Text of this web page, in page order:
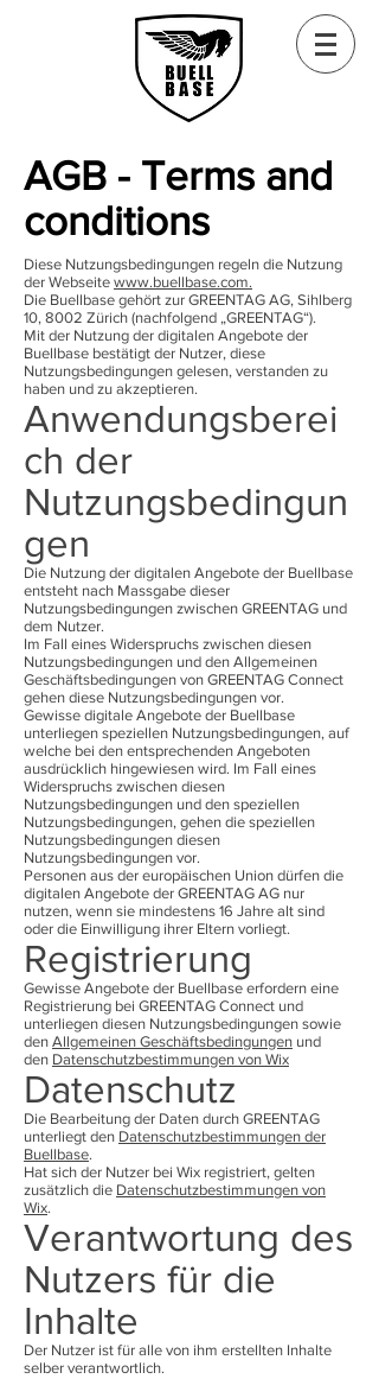
AGB - Terms and
conditions
Diese Nutzungsbedingungen regeln die Nutzung
der Webseite www.buellbase.com.
Die Buellbase gehört zur GREENTAG AG, Sihlberg
10, 8002 Zürich (nachfolgend „GREENTAG“).
Mit der Nutzung der digitalen Angebote der
Buellbase bestätigt der Nutzer, diese
Nutzungsbedingungen gelesen, verstanden zu
haben und zu akzeptieren.
Anwendungsberei
ch der
Nutzungsbedingun
gen
Die Nutzung der digitalen Angebote der Buellbase
entsteht nach Massgabe dieser
Nutzungsbedingungen zwischen GREENTAG und
dem Nutzer.
Im Fall eines Widerspruchs zwischen diesen
Nutzungsbedingungen und den Allgemeinen
Geschäftsbedingungen von GREENTAG Connect
gehen diese Nutzungsbedingungen vor.
Gewisse digitale Angebote der Buellbase
unterliegen speziellen Nutzungsbedingungen, auf
welche bei den entsprechenden Angeboten
ausdrücklich hingewiesen wird. Im Fall eines
Widerspruchs zwischen diesen
Nutzungsbedingungen und den speziellen
Nutzungsbedingungen, gehen die speziellen
Nutzungsbedingungen diesen
Nutzungsbedingungen vor.
Personen aus der europäischen Union dürfen die
digitalen Angebote der GREENTAG AG nur
nutzen, wenn sie mindestens 16 Jahre alt sind
oder die Einwilligung ihrer Eltern vorliegt.
Registrierung
Gewisse Angebote der Buellbase erfordern eine
Registrierung bei GREENTAG Connect und
unterliegen diesen Nutzungsbedingungen sowie
den Allgemeinen Geschäftsbedingungen und
den Datenschutzbestimmungen von Wix
Datenschutz
Die Bearbeitung der Daten durch GREENTAG
unterliegt den Datenschutzbestimmungen der
Buellbase.
Hat sich der Nutzer bei Wix registriert, gelten
zusätzlich die Datenschutzbestimmungen von
Wix.
Verantwortung des
Nutzers für die
Inhalte
Der Nutzer ist für alle von ihm erstellten Inhalte
selber verantwortlich.